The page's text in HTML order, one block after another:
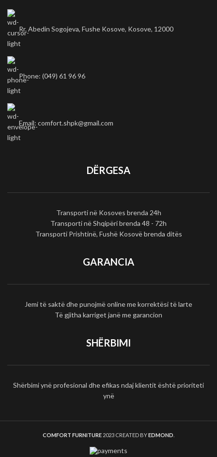
Rr. Abedin Sogojeva, Fushe Kosove, Kosove, 12000
Phone: (049) 61 96 96
Email: comfort.shpk@gmail.com
DËRGESA
Transporti në Kosoves brenda 24h
Transporti në Shqipëri brenda 48 - 72h
Transporti Prishtinë, Fushë Kosovë brenda ditës
GARANCIA
Jemi të saktë dhe punojmë online me korrektësi të larte
Të gjitha karriget janë me garancion
SHËRBIMI
Shërbimi ynë profesional dhe efikas ndaj klientit është prioriteti
ynë
COMFORT FURNITURE 2023 CREATED BYEDMOND